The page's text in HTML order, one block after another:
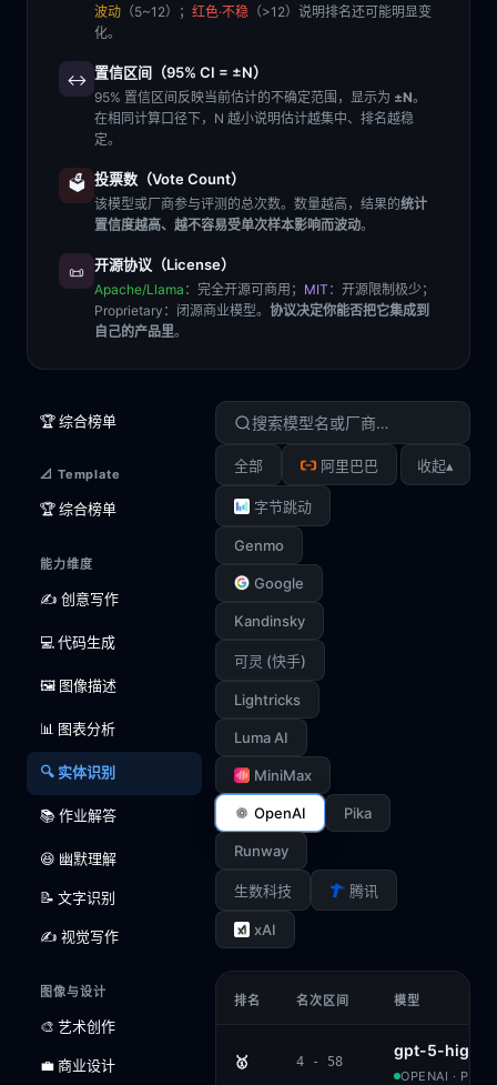
波动 （5~12）； 红色·不稳 （>12）说明排名还可能明显变
化。
↔️ 置信区间（95% CI = ±N）
95% 置信区间反映当前估计的不确定范围，显示为 ±N。
在相同计算口径下，N 越小说明估计越集中、排名越稳
定。
🗳️ 投票数（Vote Count）
该模型或厂商参与评测的总次数。数量越高，结果的统计
置信度越高、越不容易受单次样本影响而波动。
📜 开源协议（License）
Apache/Llama ：完全开源可商用； MIT ：开源限制极少；
Proprietary ：闭源商业模型。 协议决定你能否把它集成到
自己的产品里。
🏆 综合榜单
📐 Template
🏆 综合榜单
能力维度
✍️ 创意写作
💻 代码生成
🖼️ 图像描述
📊 图表分析
🔍 实体识别
📚 作业解答
😆 幽默理解
📝 文字识别
✍️ 视觉写作
图像与设计
🎨 艺术创作
💼 商业设计
全部 阿里巴巴
字节跳动
Genmo
Google
Kandinsky
可灵 (快手)
Lightricks
Luma AI
MiniMax
OpenAI Pika
Runway
生数科技 腾讯
xAI
收起▴
排名 名次区间 模型
🥇 4 - 58
gpt-5-high
OPENAI ·